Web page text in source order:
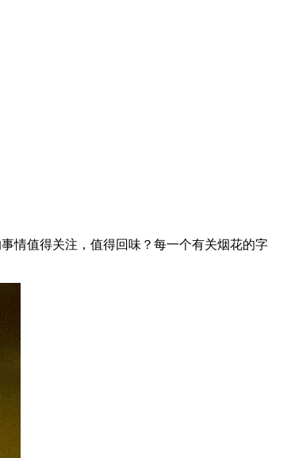
情值得关注，值得回味？每一个有关烟花的字